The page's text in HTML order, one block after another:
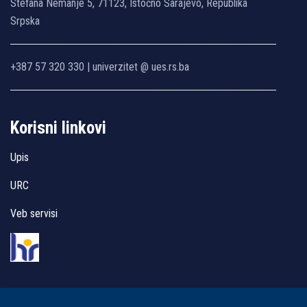
Stefana Nemanje 5, 71123, Istočno Sarajevo, Republika
Srpska
+387 57 320 330 | univerzitet @ ues.rs.ba
Korisni linkovi
Upis
URC
Veb servisi